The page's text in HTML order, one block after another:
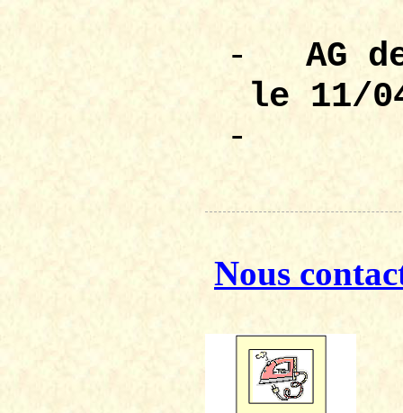
-
AG
le 11/
-
Nous